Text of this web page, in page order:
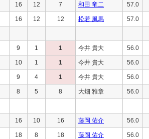
16 12 7 和田 竜二 57.0
16 12 12 松若 風馬 57.0
9 1 1 今井 貴大 56.0
10 1 1 今井 貴大 56.0
9 4 1 今井 貴大 56.0
8 5 8 大畑 雅章 56.0
16 10 16 藤岡 佑介 56.0
18 8 18 藤岡 佑介 56.0